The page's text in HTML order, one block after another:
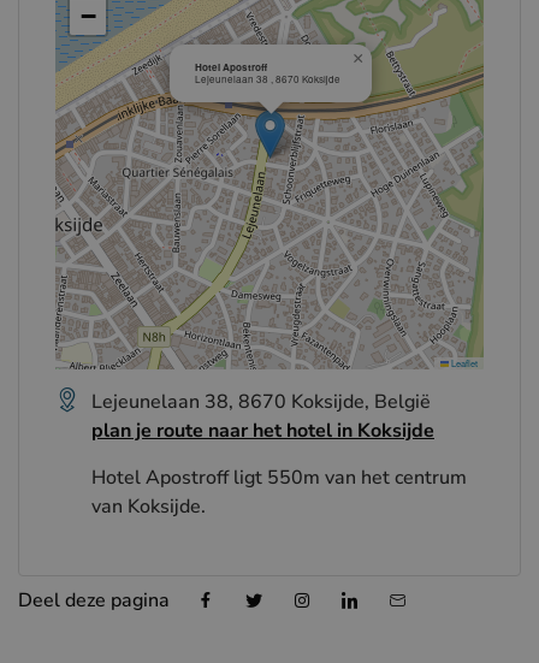
Hotel Apostroff
Lejeunelaan 38 , 8670 Koksijde
×
−
Leaflet
Lejeunelaan 38, 8670 Koksijde, België
plan je route naar het hotel in Koksijde
Hotel Apostroff ligt 550m van het centrum
van Koksijde.
Deel deze pagina